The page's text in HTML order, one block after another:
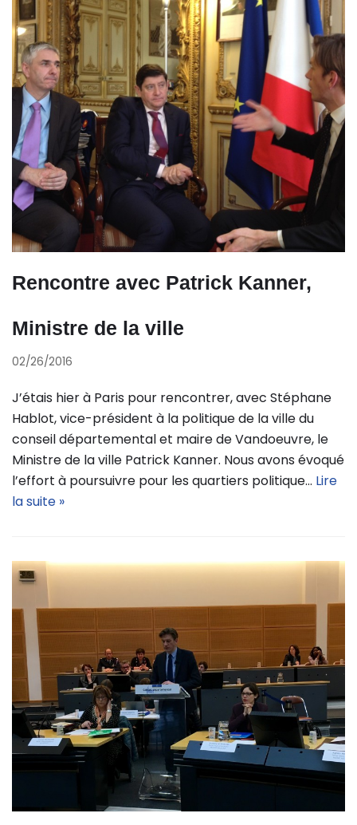
Rencontre avec Patrick Kanner,
Ministre de la ville
02/26/2016
J’étais hier à Paris pour rencontrer, avec Stéphane
Hablot, vice-président à la politique de la ville du
conseil départemental et maire de Vandoeuvre, le
Ministre de la ville Patrick Kanner. Nous avons évoqué
l’effort à poursuivre pour les quartiers politique… Lire
la suite »